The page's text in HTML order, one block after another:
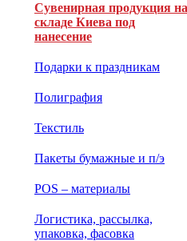
Сувенирная продукция на
складе Киева под
нанесение
Подарки к праздникам
Полиграфия
Текстиль
Пакеты бумажные и п/э
POS – материалы
Логистика, рассылка,
упаковка, фасовка